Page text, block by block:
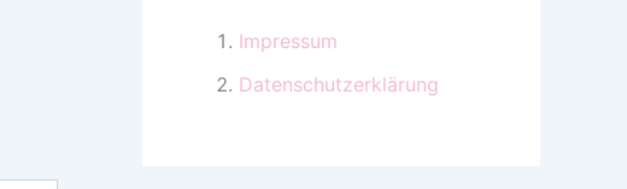
Impressum
Datenschutzerklärung